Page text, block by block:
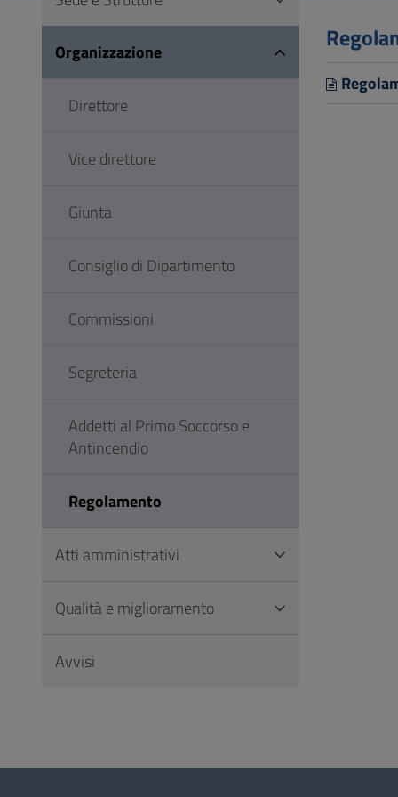
FooterOrganizzazione
Direttore
Vice direttore
Giunta
Consiglio di Dipartimento
Commissioni
Segreteria
Addetti al Primo Soccorso e
Antincendio
Regolamento
Atti amministrativi
Qualità e miglioramento
Avvisi
Questionario